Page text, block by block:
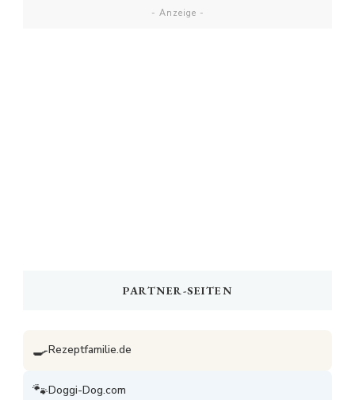
- Anzeige -
PARTNER-SEITEN
🍳Rezeptfamilie.de
🐾Doggi-Dog.com